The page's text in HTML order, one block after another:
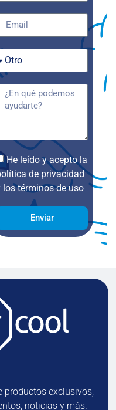
He leído y acepto la
de privacidad
los términos de uso
Enviar
productos exclusivos,
noticias y más.